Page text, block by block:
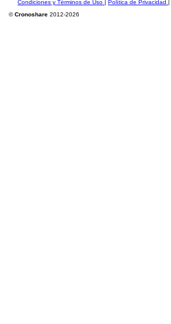
Condiciones y Términos de Uso | Política de Privacidad |
©Cronoshare 2012-2026